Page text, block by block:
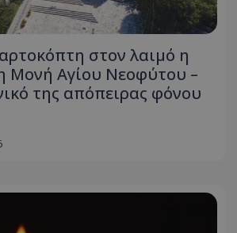
στον λαιμό η
Μονή Αγίου Νεοφύτου –
της απόπειρας φόνου